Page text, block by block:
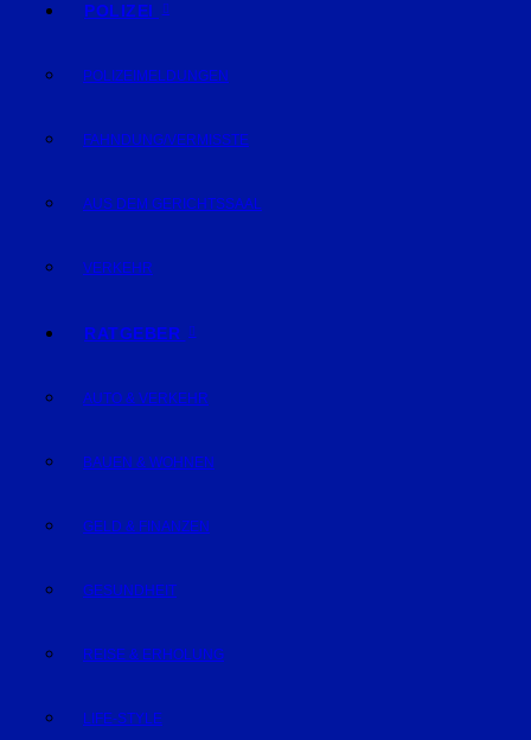
POLIZEI
POLIZEIMELDUNGEN
FAHNDUNG/VERMISSTE
AUS DEM GERICHTSSAAL
VERKEHR
RATGEBER
AUTO & VERKEHR
BAUEN & WOHNEN
GELD & FINANZEN
GESUNDHEIT
REISE & ERHOLUNG
LIFE-STYLE